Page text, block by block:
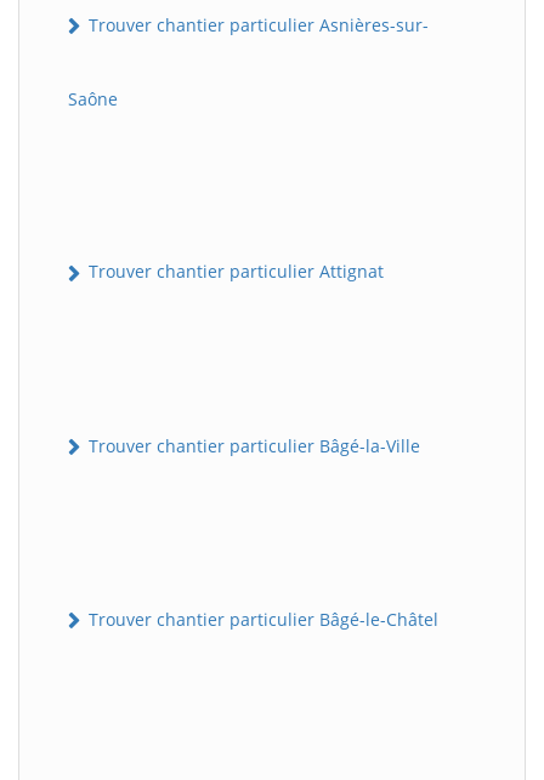
Trouver chantier particulier Asnières-sur-
Saône
Trouver chantier particulier Attignat
Trouver chantier particulier Bâgé-la-Ville
Trouver chantier particulier Bâgé-le-Châtel